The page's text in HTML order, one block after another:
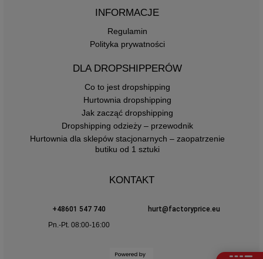
INFORMACJE
Regulamin
Polityka prywatności
DLA DROPSHIPPERÓW
Co to jest dropshipping
Hurtownia dropshipping
Jak zacząć dropshipping
Dropshipping odzieży – przewodnik
Hurtownia dla sklepów stacjonarnych – zaopatrzenie
butiku od 1 sztuki
KONTAKT
+48601 547 740
hurt@factoryprice.eu
Pn.-Pt. 08:00-16:00